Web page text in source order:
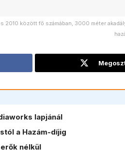
között fő számában, 3000 méter
lapjánál
a Hazám-díjig
nélkül